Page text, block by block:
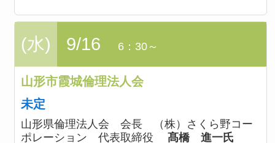
(水) 9/16 6：30～
山形市霞城倫理法人会
未定
山形県倫理法人会 会長 （株）さくら野コー
ポレーション 代表取締役
髙橋 進一氏